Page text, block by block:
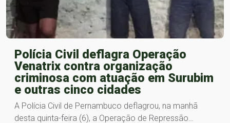
Polícia Civil deflagra Operação
Venatrix contra organização
criminosa com atuação em Surubim
e outras cinco cidades
A Polícia Civil de Pernambuco deflagrou, na manhã
desta quinta-feira (6), a Operação de Repressão…